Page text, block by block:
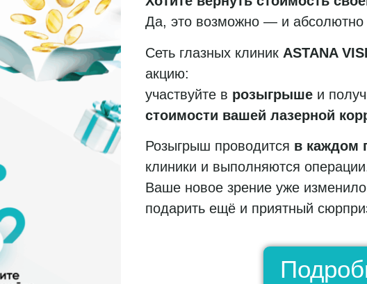
Да, это возможно — и абсолютно
Сеть глазных клиник ASTANA
акцию:
участвуйте в розыгрыше и
стоимости вашей лазерной
Розыгрыш проводится в каждом
клиники и выполняются
Ваше новое зрение уже
подарить ещё и приятный